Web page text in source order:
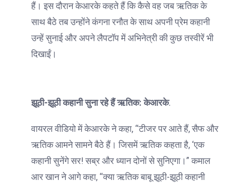
हैं। इस दौरान केआरके कहते हैं कि कैसे वह जब ऋतिक के
साथ बैठे तब उन्होंने कंगना रनौत के साथ अपनी प्रेम कहानी
उन्हें सुनाई और अपने लैपटॉप में अभिनेत्री की कुछ तस्वीरें भी
दिखाईं।
झूठी-झूठी कहानी सुना रहे हैं ऋतिक: केआरके.
वायरल वीडियो में केआरके ने कहा, “टीजर पर आते हैं, सैफ और
ऋतिक आमने सामने बैठे हैं। जिसमें ऋतिक कहता है, ‘एक
कहानी सुनेंगे सर! सब्र और ध्यान दोनों से सुनिएगा।” कमाल
आर खान ने आगे कहा, “क्या ऋतिक बाबू झूठी-झूठी कहानी